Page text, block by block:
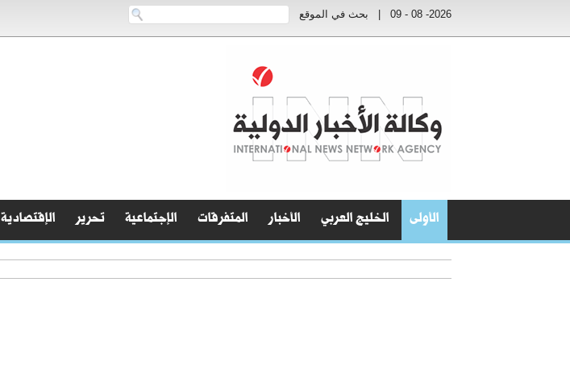
2026- 08 - 09 بحث في الموقع
الأولى الخليج العربي الأخبار المتفرقات الإجتماعية تحرير الإقتصادية